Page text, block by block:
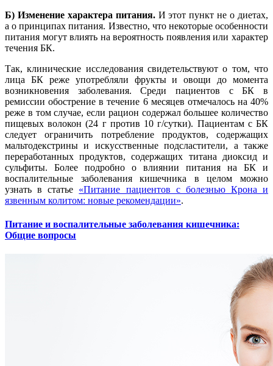
Б) Изменение характера питания.И этот пункт не о диетах,
а о принципах питания. Известно, что некоторые особенности
питания могут влиять на вероятность появления или характер
течения БК.
Так, клинические исследования свидетельствуют о том, что
лица БК реже употребляли фрукты и овощи до момента
возникновения заболевания. Среди пациентов с БК в
ремиссии обострение в течение 6 месяцев отмечалось на 40%
реже в том случае, если рацион содержал большее количество
пищевых волокон (24 г против 10 г/сутки). Пациентам с БК
следует ограничить потребление продуктов, содержащих
мальтодекстрины и искусственные подсластители, а также
переработанных продуктов, содержащих титана диоксид и
сульфиты. Более подробно о влиянии питания на БК и
воспалительные заболевания кишечника в целом можно
узнать в статье «Питание пациентов с болезнью Крона и
язвенным колитом: новые рекомендации».
Питание и воспалительные заболевания кишечника:
Общие вопросы